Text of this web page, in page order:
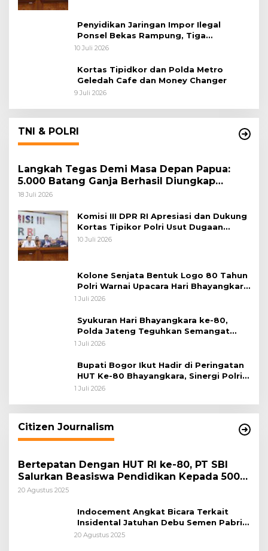
Penyidikan Jaringan Impor Ilegal
Ponsel Bekas Rampung, Tiga
Tersangka Sudah P-21 dan Satu Buron
10 Juli 2026
Kortas Tipidkor dan Polda Metro
Geledah Cafe dan Money Changer
9 Juli 2026
TNI & POLRI
Langkah Tegas Demi Masa Depan Papua:
5.000 Batang Ganja Berhasil Diungkap
Koops TNI Habema
18 Juli 2026
Komisi III DPR RI Apresiasi dan Dukung
Kortas Tipikor Polri Usut Dugaan
Korupsi Batu Bara
10 Juli 2026
Kolone Senjata Bentuk Logo 80 Tahun
Polri Warnai Upacara Hari Bhayangkara
ke-80
1 Juli 2026
Syukuran Hari Bhayangkara ke-80,
Polda Jateng Teguhkan Semangat
Pengabdian dan Pererat Kebersamaan
1 Juli 2026
Bupati Bogor Ikut Hadir di Peringatan
HUT Ke-80 Bhayangkara, Sinergi Polri
dan Pemkab Bogor Jadi Kunci Menjaga
1 Juli 2026
Citizen Journalism
Bertepatan Dengan HUT RI ke-80, PT SBI
Salurkan Beasiswa Pendidikan Kepada 500
Pelajar
20 Agustus 2025
Indocement Angkat Bicara Terkait
Insidental Jatuhan Debu Semen Pabrik
Citeureup
20 Agustus 2025